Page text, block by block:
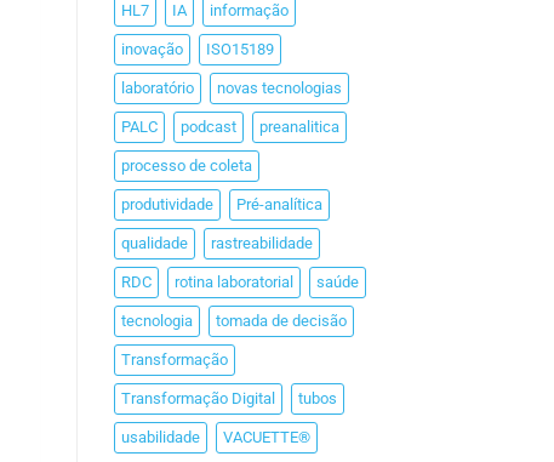
HL7 IA informação
inovação ISO15189
laboratório novas tecnologias
PALC podcast preanalitica
processo de coleta
produtividade Pré-analítica
qualidade rastreabilidade
RDC rotina laboratorial saúde
tecnologia tomada de decisão
Transformação
Transformação Digital tubos
usabilidade VACUETTE®